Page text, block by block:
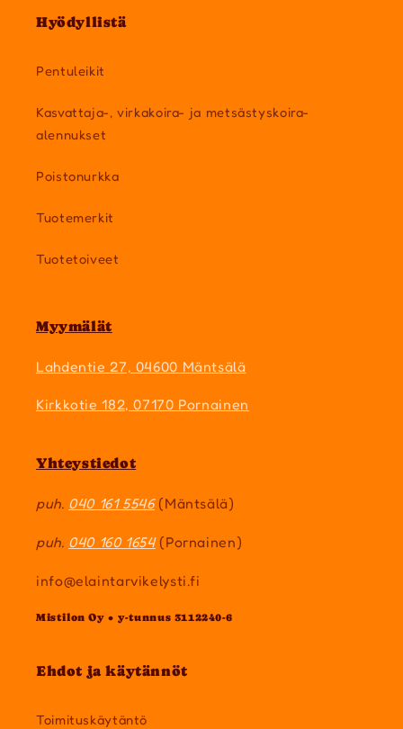
Hyödyllistä
Pentuleikit
Kasvattaja-, virkakoira- ja metsästyskoira-
alennukset
Poistonurkka
Tuotemerkit
Tuotetoiveet
Myymälät
Lahdentie 27, 04600 Mäntsälä
Kirkkotie 182, 07170 Pornainen
Yhteystiedot
puh. 040 161 5546(Mäntsälä)
puh. 040 160 1654(Pornainen)
info@elaintarvikelysti.fi
Mistilon Oy • y-tunnus 3112240-6
Ehdot ja käytännöt
Toimituskäytäntö